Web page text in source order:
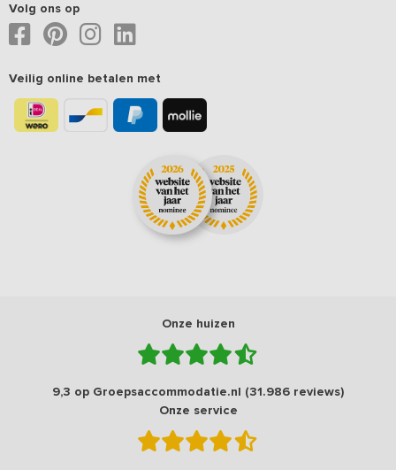
Volg ons op
Veilig online betalen met
Onze huizen
9,3 op Groepsaccommodatie.nl (31.986 reviews)
Onze service